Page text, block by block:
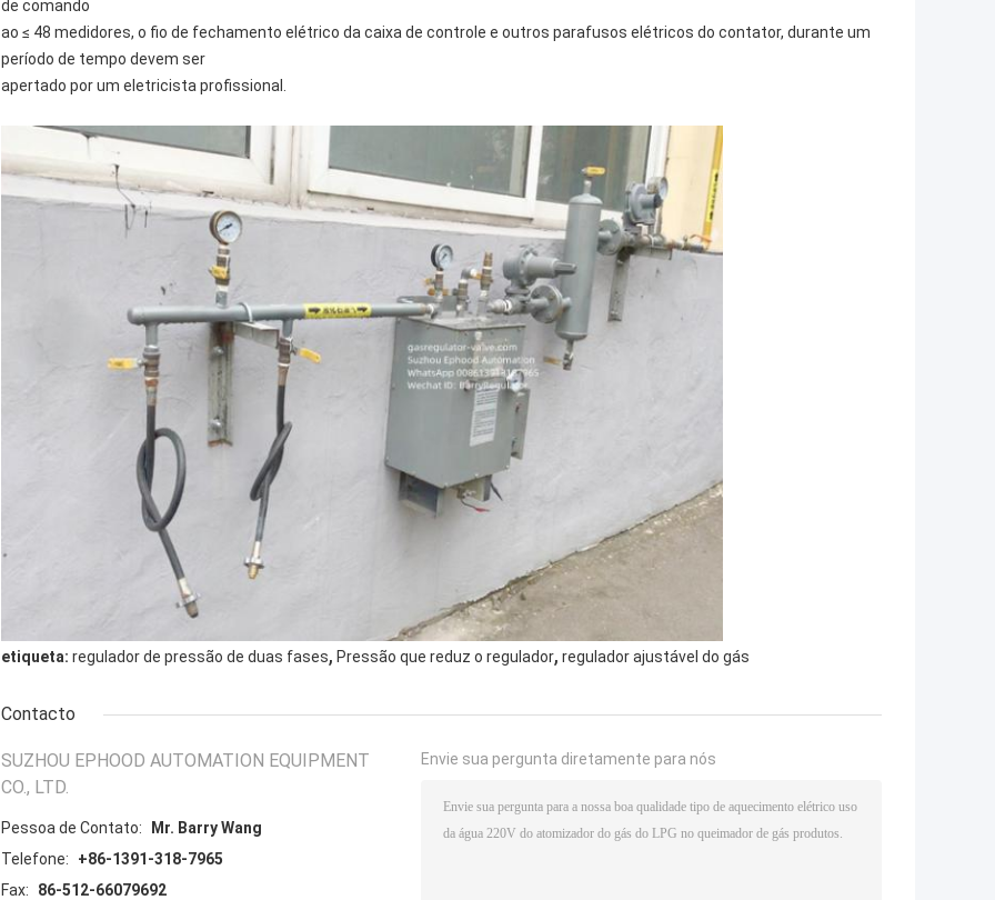
de comando
ao ≤ 48 medidores, o fio de fechamento elétrico da caixa de controle e outros parafusos elétricos do contator, durante um
período de tempo devem ser
apertado por um eletricista profissional.
etiqueta: regulador de pressão de duas fases, Pressão que reduz o regulador, regulador ajustável do gás
Contacto
SUZHOU EPHOOD AUTOMATION EQUIPMENT
CO., LTD.
Pessoa de Contato:
Mr. Barry Wang
Telefone:
+86-1391-318-7965
Fax:
86-512-66079692
Envie sua pergunta diretamente para nós